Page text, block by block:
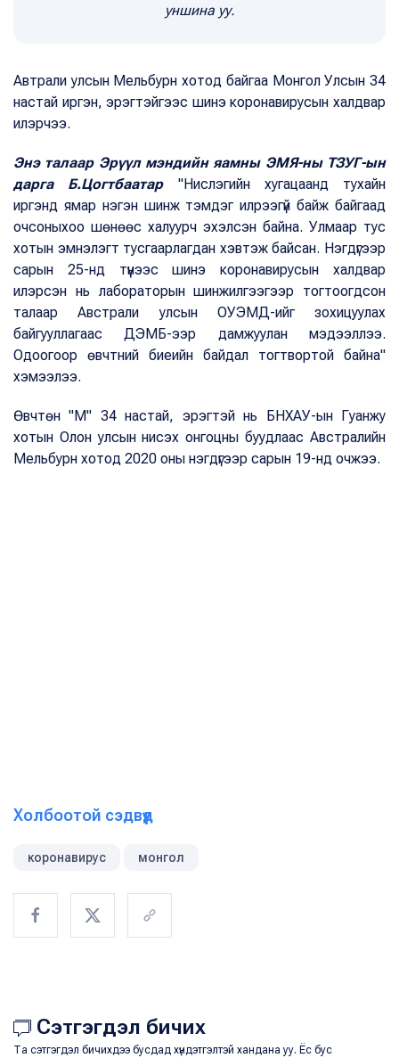
уншина уу.
Автрали улсын Мельбурн хотод байгаа Монгол Улсын 34
настай иргэн, эрэгтэйгээс шинэ коронавирусын халдвар
илэрчээ.
Энэ талаар Эрүүл мэндийн яамны ЭМЯ-ны ТЗУГ-ын
дарга Б.Цогтбаатар"Нислэгийн хугацаанд тухайн
иргэнд ямар нэгэн шинж тэмдэг илрээгүй байж байгаад
очсоныхоо шөнөөс халуурч эхэлсэн байна. Улмаар тус
хотын эмнэлэгт тусгаарлагдан хэвтэж байсан. Нэгдүгээр
сарын 25-нд түүнээс шинэ коронавирусын халдвар
илэрсэн нь лабораторын шинжилгээгээр тогтоогдсон
талаар Австрали улсын ОУЭМД-ийг зохицуулах
байгууллагаас ДЭМБ-ээр дамжуулан мэдээллээ.
Одоогоор өвчтний биеийн байдал тогтвортой байна"
хэмээлээ.
Өвчтөн "М" 34 настай, эрэгтэй нь БНХАУ-ын Гуанжу
хотын Олон улсын нисэх онгоцны буудлаас Австралийн
Мельбурн хотод 2020 оны нэгдүгээр сарын 19-нд очжээ.
Холбоотой сэдвүүд
коронавирус монгол
Сэтгэгдэл бичих
Та сэтгэгдэл бичихдээ бусдад хүндэтгэлтэй хандана уу. Ёс бус